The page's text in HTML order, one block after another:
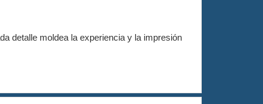
detalle moldea la experiencia y la impresión